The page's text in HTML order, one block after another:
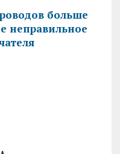
больше
неправильное